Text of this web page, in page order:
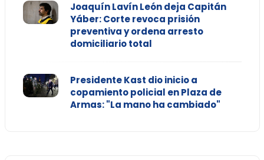
Joaquín Lavín León deja Capitán
Yáber: Corte revoca prisión
preventiva y ordena arresto
domiciliario total
Presidente Kast dio inicio a
copamiento policial en Plaza de
Armas: "La mano ha cambiado"